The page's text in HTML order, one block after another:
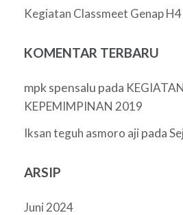
Kegiatan Classmeet Genap H4
KOMENTAR TERBARU
mpk spensalu pada
KEPEMIMPINAN 2019
Iksan teguh asmoro aji pada
ARSIP
Juni 2024